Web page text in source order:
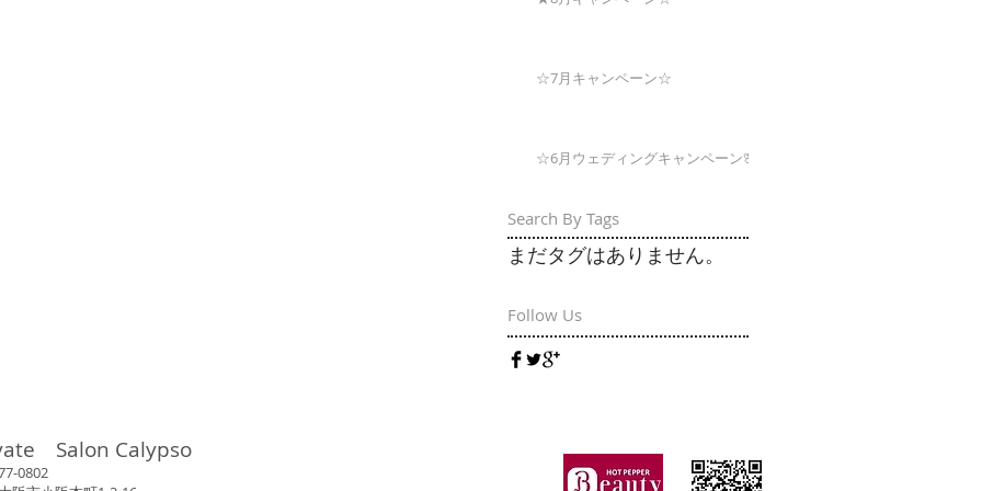
Search By Tags
☆7月キャンペーン☆
☆6月ウェディングキャンペーン🌸
まだタグはありません。
Follow Us
Salon Calypso